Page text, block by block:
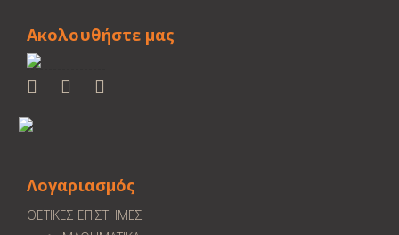
Ακολουθήστε μας
Λογαριασμός
ΘΕΤΙΚΕΣ ΕΠΙΣΤΗΜΕΣ